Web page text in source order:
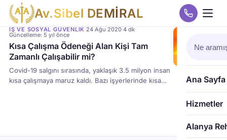
Av.Sibel DEMİRAL
Ana Sayfa
Hizmetler
Alanya
İŞ VE SOSYAL GÜVENLIK·24 Ağu 2020·4 dk·
Güncelleme: 5 yıl önce
Kısa Çalışma Ödeneği Alan Kişi Tam
Zamanlı Çalışabilir mi?
Covid-19 salgını sırasında, yaklaşık 3.5 milyon insan
kısa çalışmaya maruz kaldı. Bazı işyerlerinde kısa